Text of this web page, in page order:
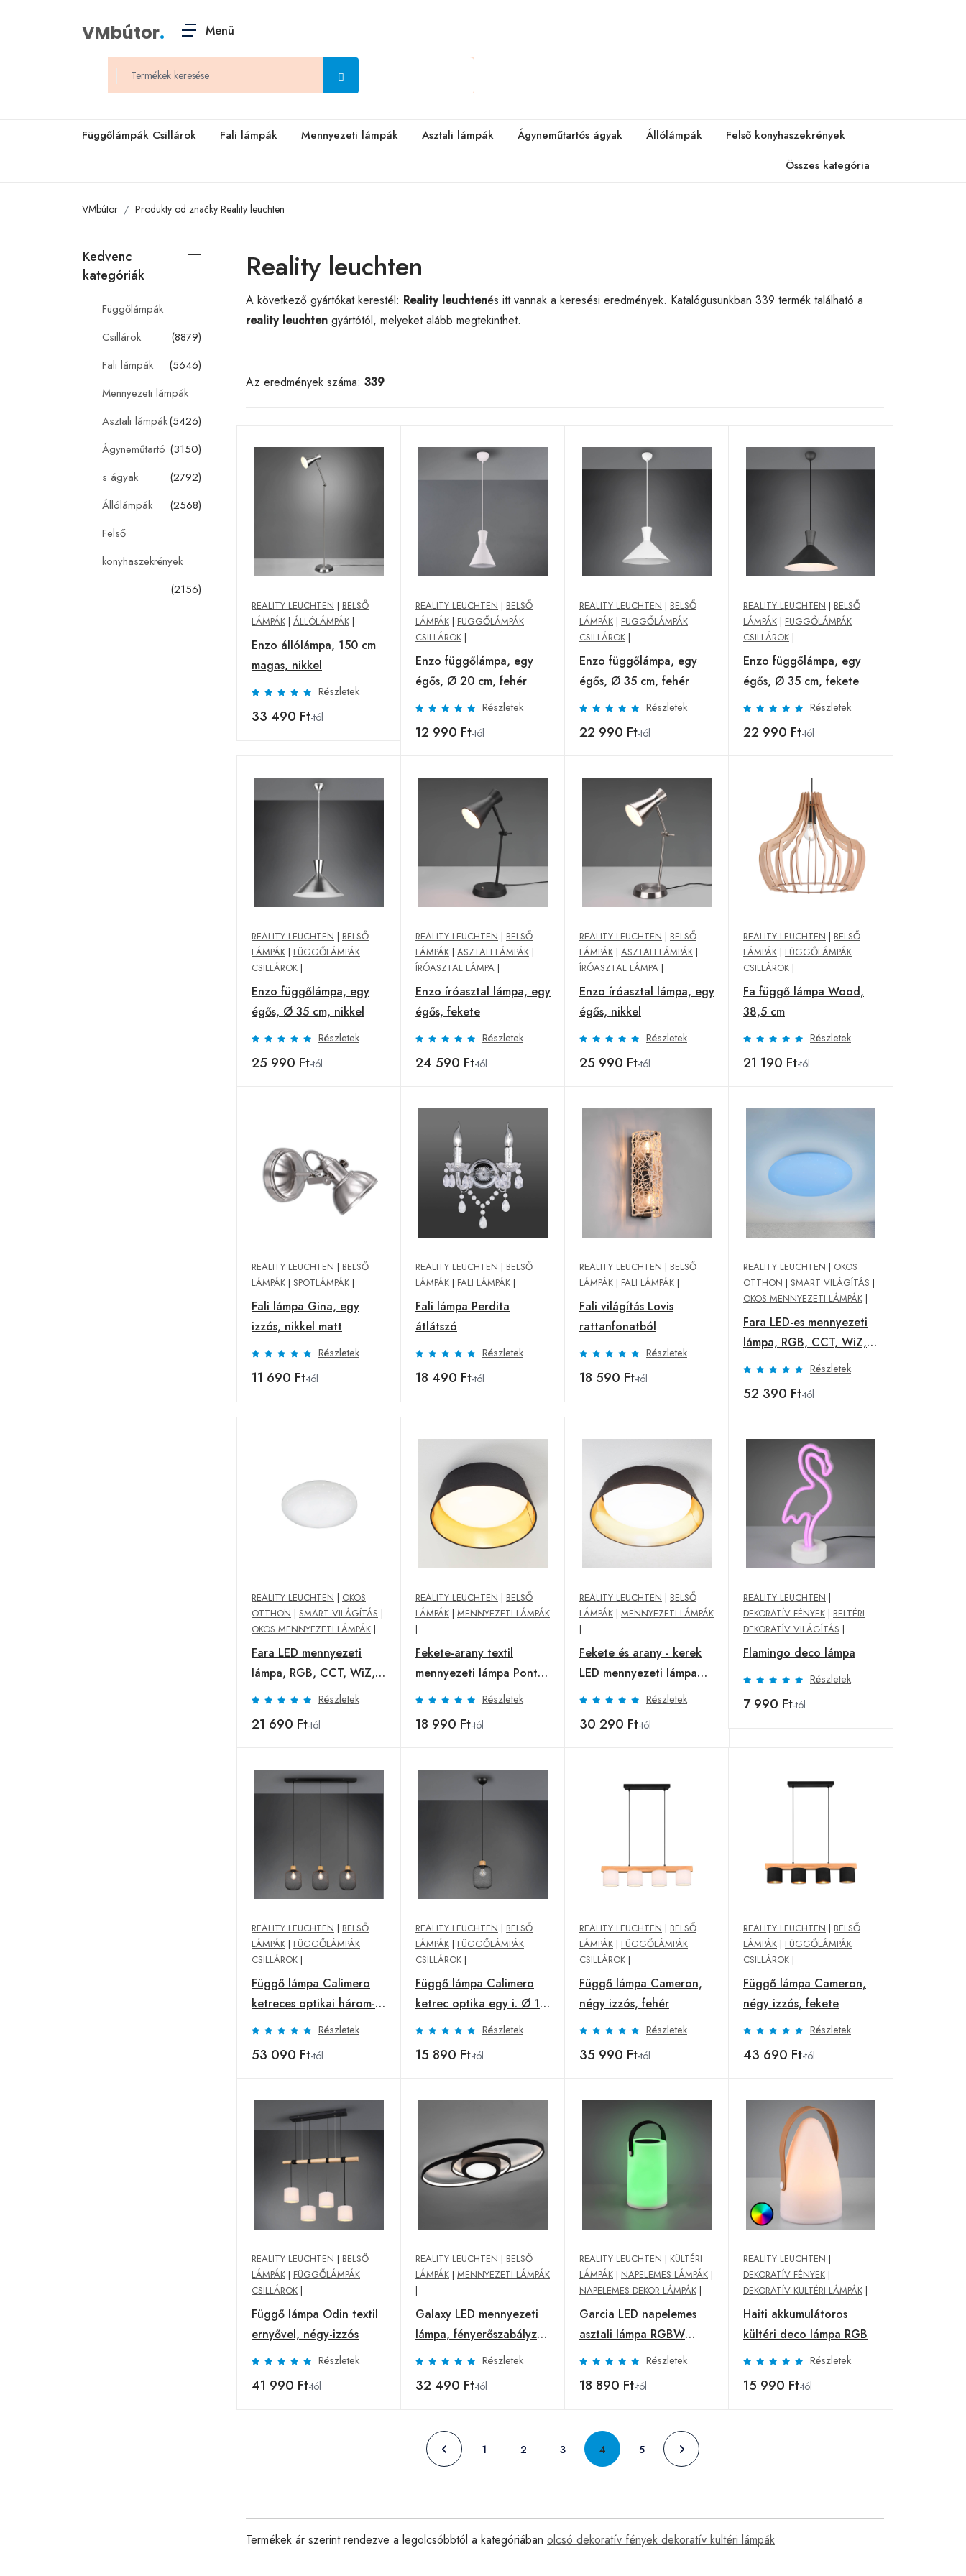
VMbútor. Menü
Függőlámpák Csillárok Fali lámpák Mennyezeti lámpák Asztali lámpák Ágyneműtartós ágyak Állólámpák
Felső konyhaszekrények
Összes kategória
VMbútor Produkty od značky Reality leuchten
Kedvenc
kategóriák
Függőlámpák
Csillárok
(8879)
Fali lámpák
(5646)
Mennyezeti lámpák
(5426)
Asztali lámpák
(3150)
Ágyneműtartó
s ágyak
(2792)
Állólámpák
(2568)
Felső
konyhaszekrények
(2156)
Reality leuchten
A következő gyártókat kerestél: Reality leuchtenés itt vannak a keresési eredmények. Katalógusunkban 339 termék található a
reality leuchten gyártótól, melyeket alább megtekinthet.
Az eredmények száma: 339
REALITY LEUCHTEN | BELSŐ
LÁMPÁK | ÁLLÓLÁMPÁK |
Enzo állólámpa, 150 cm
magas, nikkel
Részletek
33 490 Ft-tól
REALITY LEUCHTEN | BELSŐ
LÁMPÁK | FÜGGŐLÁMPÁK
CSILLÁROK |
Enzo függőlámpa, egy
égős, Ø 20 cm, fehér
Részletek
12 990 Ft-tól
REALITY LEUCHTEN | BELSŐ
LÁMPÁK | FÜGGŐLÁMPÁK
CSILLÁROK |
Enzo függőlámpa, egy
égős, Ø 35 cm, fehér
Részletek
22 990 Ft-tól
REALITY LEUCHTEN | BELSŐ
LÁMPÁK | FÜGGŐLÁMPÁK
CSILLÁROK |
Enzo függőlámpa, egy
égős, Ø 35 cm, fekete
Részletek
22 990 Ft-tól
REALITY LEUCHTEN | BELSŐ
LÁMPÁK | FÜGGŐLÁMPÁK
CSILLÁROK |
Enzo függőlámpa, egy
égős, Ø 35 cm, nikkel
Részletek
25 990 Ft-tól
REALITY LEUCHTEN | BELSŐ
LÁMPÁK | ASZTALI LÁMPÁK |
ÍRÓASZTAL LÁMPA |
Enzo íróasztal lámpa, egy
égős, fekete
Részletek
24 590 Ft-tól
REALITY LEUCHTEN | BELSŐ
LÁMPÁK | ASZTALI LÁMPÁK |
ÍRÓASZTAL LÁMPA |
Enzo íróasztal lámpa, egy
égős, nikkel
Részletek
25 990 Ft-tól
REALITY LEUCHTEN | BELSŐ
LÁMPÁK | FÜGGŐLÁMPÁK
CSILLÁROK |
Fa függő lámpa Wood,
38,5 cm
Részletek
21 190 Ft-tól
REALITY LEUCHTEN | BELSŐ
LÁMPÁK | SPOTLÁMPÁK |
Fali lámpa Gina, egy
izzós, nikkel matt
Részletek
11 690 Ft-tól
REALITY LEUCHTEN | BELSŐ
LÁMPÁK | FALI LÁMPÁK |
Fali lámpa Perdita
átlátszó
Részletek
18 490 Ft-tól
REALITY LEUCHTEN | BELSŐ
LÁMPÁK | FALI LÁMPÁK |
Fali világítás Lovis
rattanfonatból
Részletek
18 590 Ft-tól
REALITY LEUCHTEN | OKOS
OTTHON | SMART VILÁGÍTÁS |
OKOS MENNYEZETI LÁMPÁK |
Fara LED-es mennyezeti
lámpa, RGB, CCT, WiZ,
Ø 60 cm
Részletek
52 390 Ft-tól
REALITY LEUCHTEN | OKOS
OTTHON | SMART VILÁGÍTÁS |
OKOS MENNYEZETI LÁMPÁK |
Fara LED mennyezeti
lámpa, RGB, CCT, WiZ,
Ø 27 cm
Részletek
21 690 Ft-tól
REALITY LEUCHTEN | BELSŐ
LÁMPÁK | MENNYEZETI LÁMPÁK
|
Fekete-arany textil
mennyezeti lámpa Ponts
w. LEDs
Részletek
18 990 Ft-tól
REALITY LEUCHTEN | BELSŐ
LÁMPÁK | MENNYEZETI LÁMPÁK
|
Fekete és arany - kerek
LED mennyezeti lámpa
Ponts
Részletek
30 290 Ft-tól
REALITY LEUCHTEN |
DEKORATÍV FÉNYEK | BELTÉRI
DEKORATÍV VILÁGÍTÁS |
Flamingo deco lámpa
Részletek
7 990 Ft-tól
REALITY LEUCHTEN | BELSŐ
LÁMPÁK | FÜGGŐLÁMPÁK
CSILLÁROK |
Függő lámpa Calimero
ketreces optikai három-
izzós
Részletek
53 090 Ft-tól
REALITY LEUCHTEN | BELSŐ
LÁMPÁK | FÜGGŐLÁMPÁK
CSILLÁROK |
Függő lámpa Calimero
ketrec optika egy i. Ø 18
cm
Részletek
15 890 Ft-tól
REALITY LEUCHTEN | BELSŐ
LÁMPÁK | FÜGGŐLÁMPÁK
CSILLÁROK |
Függő lámpa Cameron,
négy izzós, fehér
Részletek
35 990 Ft-tól
REALITY LEUCHTEN | BELSŐ
LÁMPÁK | FÜGGŐLÁMPÁK
CSILLÁROK |
Függő lámpa Cameron,
négy izzós, fekete
Részletek
43 690 Ft-tól
REALITY LEUCHTEN | BELSŐ
LÁMPÁK | FÜGGŐLÁMPÁK
CSILLÁROK |
Függő lámpa Odin textil
ernyővel, négy-izzós
Részletek
41 990 Ft-tól
REALITY LEUCHTEN | BELSŐ
LÁMPÁK | MENNYEZETI LÁMPÁK
|
Galaxy LED mennyezeti
lámpa, fényerőszabályzó,
antracit
Részletek
32 490 Ft-tól
REALITY LEUCHTEN | KÜLTÉRI
LÁMPÁK | NAPELEMES LÁMPÁK |
NAPELEMES DEKOR LÁMPÁK |
Garcia LED napelemes
asztali lámpa RGBW
színváltással
Részletek
18 890 Ft-tól
REALITY LEUCHTEN |
DEKORATÍV FÉNYEK |
DEKORATÍV KÜLTÉRI LÁMPÁK |
Haiti akkumulátoros
kültéri deco lámpa RGB
Részletek
15 990 Ft-tól
1 2 3 4 5
Termékek ár szerint rendezve a legolcsóbbtól a kategóriában olcsó dekoratív fények dekoratív kültéri lámpák